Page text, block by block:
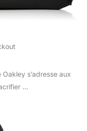
s’adresse aux
...